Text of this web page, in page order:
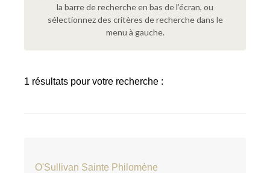
la barre de recherche en bas de l’écran, ou
sélectionnez des critères de recherche dans le
menu à gauche.
1 résultats pour votre recherche :
O'Sullivan Sainte Philomène